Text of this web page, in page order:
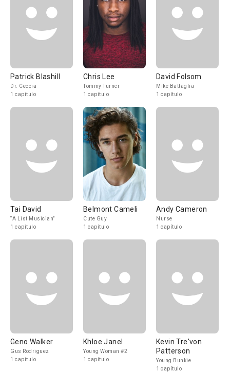
Patrick Blashill
Dr. Ceccia
1 capítulo
Chris Lee
Tommy Turner
1 capítulo
David Folsom
Mike Battaglia
1 capítulo
Tai David
“A List Musician”
1 capítulo
Belmont Cameli
Cute Guy
1 capítulo
Andy Cameron
Nurse
1 capítulo
Geno Walker
Gus Rodriguez
1 capítulo
Khloe Janel
Young Woman #2
1 capítulo
Kevin Tre'von
Patterson
Young Bunkie
1 capítulo